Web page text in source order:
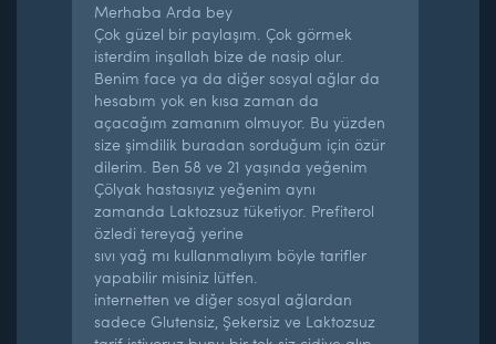
Merhaba Arda bey
Çok güzel bir paylaşım. Çok görmek
isterdim inşallah bize de nasip olur.
Benim face ya da diğer sosyal ağlar da
hesabım yok en kısa zaman da
açacağım zamanım olmuyor. Bu yüzden
size şimdilik buradan sorduğum için özür
dilerim. Ben 58 ve 21 yaşında yeğenim
Çölyak hastasıyız yeğenim aynı
zamanda Laktozsuz tüketiyor. Prefiterol
özledi tereyağ yerine
sıvı yağ mı kullanmalıyım böyle tarifler
yapabilir misiniz lütfen.
internetten ve diğer sosyal ağlardan
sadece Glutensiz, Şekersiz ve Laktozsuz